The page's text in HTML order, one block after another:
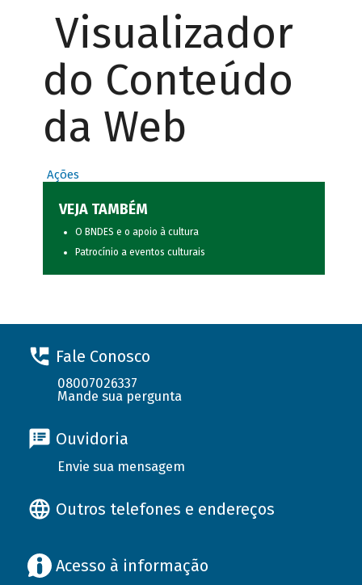
Visualizador
do Conteúdo
da Web
Ações
VEJA TAMBÉM
O BNDES e o apoio à cultura
Patrocínio a eventos culturais
Fale Conosco
08007026337
Mande sua pergunta
Ouvidoria
Envie sua mensagem
Outros telefones e endereços
Acesso à informação